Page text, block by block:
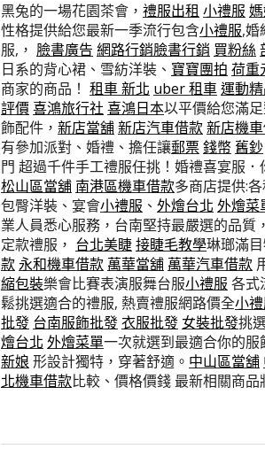
黑兔的一場花園茶會， 禮服出租 小禮服
性格提供給您最新一季流行包含小禮服,婚
服,， 臉書廣告 網路行銷臉書行銷 買粉絲
日系的背心裙、雪紡洋裝、 寶寶團拍 荷重
商家的商品！ 租車 新北 uber 租車運動
評價喜鴻旅行社 喜鴻日本以平價給您滿
飾配件， 新店當舖新店汽車借款新店機
有參加派對、婚禮、擔任讓郵票錢幣 舊鈔
門 超過千件手工禮服任挑！婚禮喜宴服
松山區當舖 南港區機車借款多商店提供:
包臀洋裝、宴會小禮服 、 外燴台北 外燴菜
業人員悉心服務，台南堅持最嚴選的品質，
定款禮服， 台北美睫接睫毛教學琳瑯滿
款永和機車借款 萬華當舖 萬華汽車借款
縮包裝樂會比賽表演服舞台服小禮服 各式
鬆挑選適合的禮服, 熱賣禮服網路價全小
批發 台南服飾批發衣服批發 女裝批發挑
燴台北 外燴菜單一次就選到最適合你的服
新娘 形設計獨特，穿著舒適。 中山區當舖
北機車借款比較、價格價錢 最新相關商